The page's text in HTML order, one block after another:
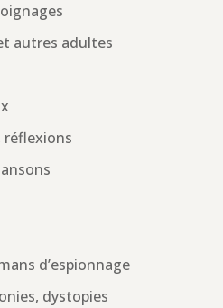
autres adultes
réflexions
d’espionnage
dystopies